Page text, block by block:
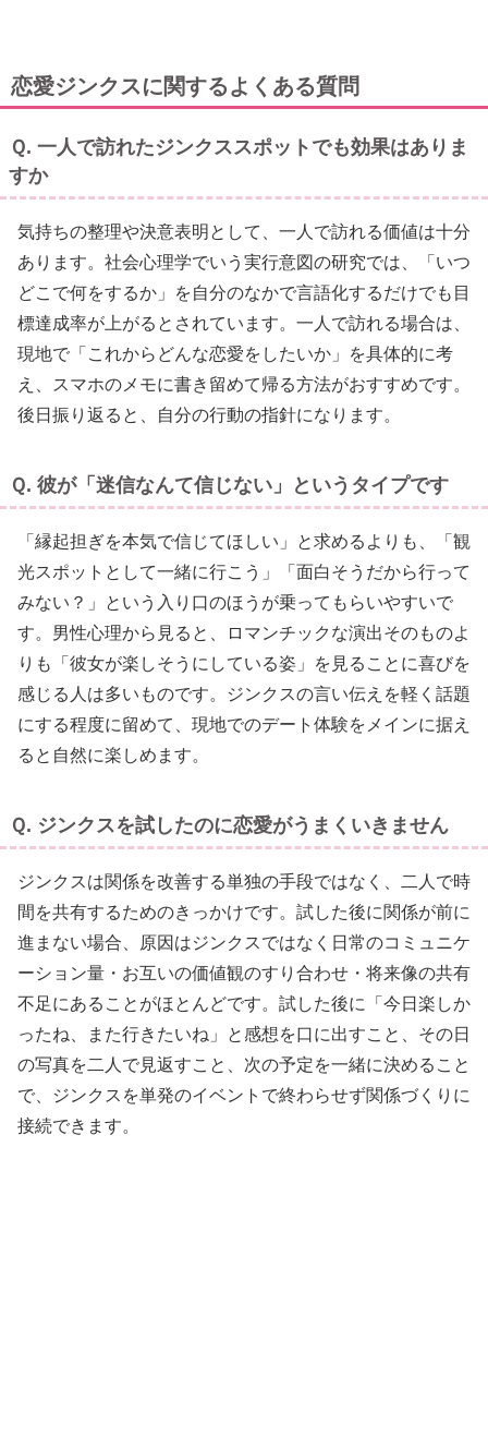
恋愛ジンクスに関するよくある質問
Ｑ. 一人で訪れたジンクススポットでも効果はありま
すか
気持ちの整理や決意表明として、一人で訪れる価値は十分
あります。社会心理学でいう実行意図の研究では、「いつ
どこで何をするか」を自分のなかで言語化するだけでも目
標達成率が上がるとされています。一人で訪れる場合は、
現地で「これからどんな恋愛をしたいか」を具体的に考
え、スマホのメモに書き留めて帰る方法がおすすめです。
後日振り返ると、自分の行動の指針になります。
Ｑ. 彼が「迷信なんて信じない」というタイプです
「縁起担ぎを本気で信じてほしい」と求めるよりも、「観
光スポットとして一緒に行こう」「面白そうだから行って
みない？」という入り口のほうが乗ってもらいやすいで
す。男性心理から見ると、ロマンチックな演出そのものよ
りも「彼女が楽しそうにしている姿」を見ることに喜びを
感じる人は多いものです。ジンクスの言い伝えを軽く話題
にする程度に留めて、現地でのデート体験をメインに据え
ると自然に楽しめます。
Ｑ. ジンクスを試したのに恋愛がうまくいきません
ジンクスは関係を改善する単独の手段ではなく、二人で時
間を共有するためのきっかけです。試した後に関係が前に
進まない場合、原因はジンクスではなく日常のコミュニケ
ーション量・お互いの価値観のすり合わせ・将来像の共有
不足にあることがほとんどです。試した後に「今日楽しか
ったね、また行きたいね」と感想を口に出すこと、その日
の写真を二人で見返すこと、次の予定を一緒に決めること
で、ジンクスを単発のイベントで終わらせず関係づくりに
接続できます。